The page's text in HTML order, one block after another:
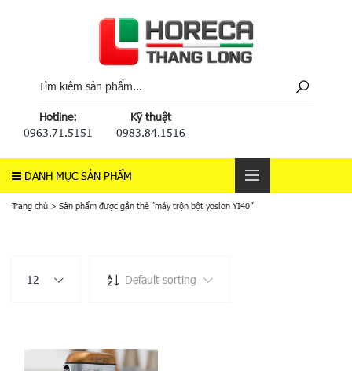
Hotline:
0963.71.5151
Kỹ thuật
0983.84.1516
DANH MỤC SẢN PHẨM
Trang chủ > Sản phẩm được gắn thẻ “máy trộn bột yoslon YI40”
12 Default sorting